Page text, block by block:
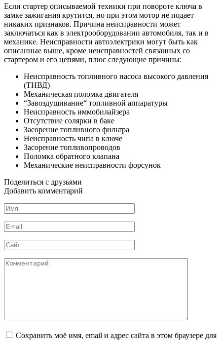
Если стартер описываемой техники при повороте ключа в
замке зажигания крутится, но при этом мотор не подает
никаких признаков. Причина неисправности может
заключаться как в электрооборудовании автомобиля, так и в
механике. Неисправности автоэлектрики могут быть как
описанные выше, кроме неисправностей связанных со
стартером и его цепями, плюс следующие причины:
Неисправность топливного насоса высокого давления
(ТНВД)
Механическая поломка двигателя
“Завоздушивание“ топливной аппаратуры
Неисправность иммобилайзера
Отсутствие солярки в баке
Засорение топливного фильтра
Неисправность чипа в ключе
Засорение топливопроводов
Поломка обратного клапана
Механические неисправности форсунок
Поделиться с друзьями
Добавить комментарий
Имя
*
Email
*
Сайт
Комментарий
Сохранить моё имя, email и адрес сайта в этом браузере для